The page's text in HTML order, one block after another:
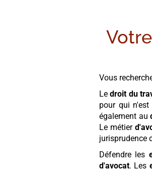
Vous
Ledroit du
pour qui n'est
également au
Le métier
jurisprudence
Défendre les
d'avocat. Les